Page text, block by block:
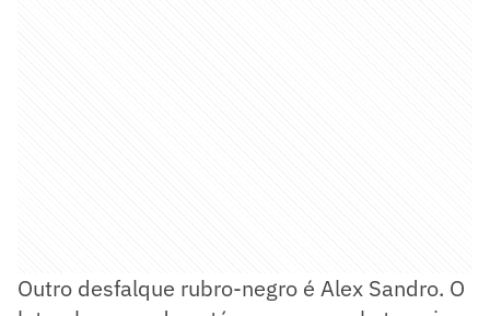
Outro desfalque rubro-negro é Alex Sandro. O